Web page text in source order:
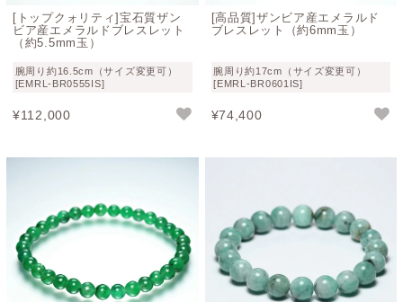
絶世の美女クレオパトラが専用鉱山を持つほどこよなく愛
しコレクションしていた宝石としても有名です。
色彩学の観点からも、グリーン色は目に優しく、心を落ち
のグリーンを身に着け、眺めることが心の安定につながる
エメラルドブレスレットの浄化方法
エメラルドは繊細な性質を持つため、やさしい浄化方法が
適しています。特に月光浴やクォーツ（水晶）を用いた浄
化は、石への負担が少なく安心して行える方法としておす
[トップクォリティ]宝石質ザン
ビア産エメラルドブレスレット
（約5.5mm玉）
腕周り約16.5cm（サイズ変更可）
[EMRL-BR0555IS]
¥112,000
[高品質]ザンビア産エメラルド
ブレスレット（約6mm玉）
腕周り約17cm（サイズ変更可）
[EMRL-BR0601IS]
¥74,400